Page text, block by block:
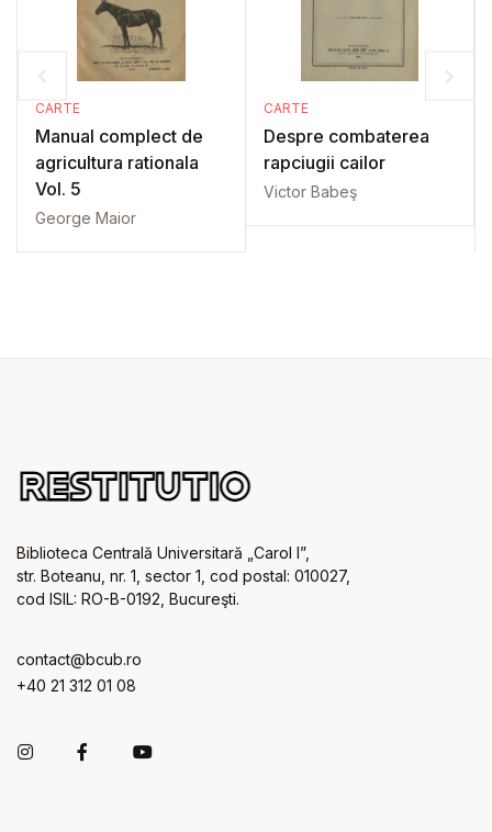
CARTE
Manual complect de
agricultura rationala
Vol. 5
George Maior
CARTE
Despre combaterea
rapciugii cailor
Victor Babeş
Biblioteca Centrală Universitară „Carol I”,
str. Boteanu, nr. 1, sector 1, cod postal: 010027,
cod ISIL: RO-B-0192, Bucureşti.
contact@bcub.ro
+40 21 312 01 08